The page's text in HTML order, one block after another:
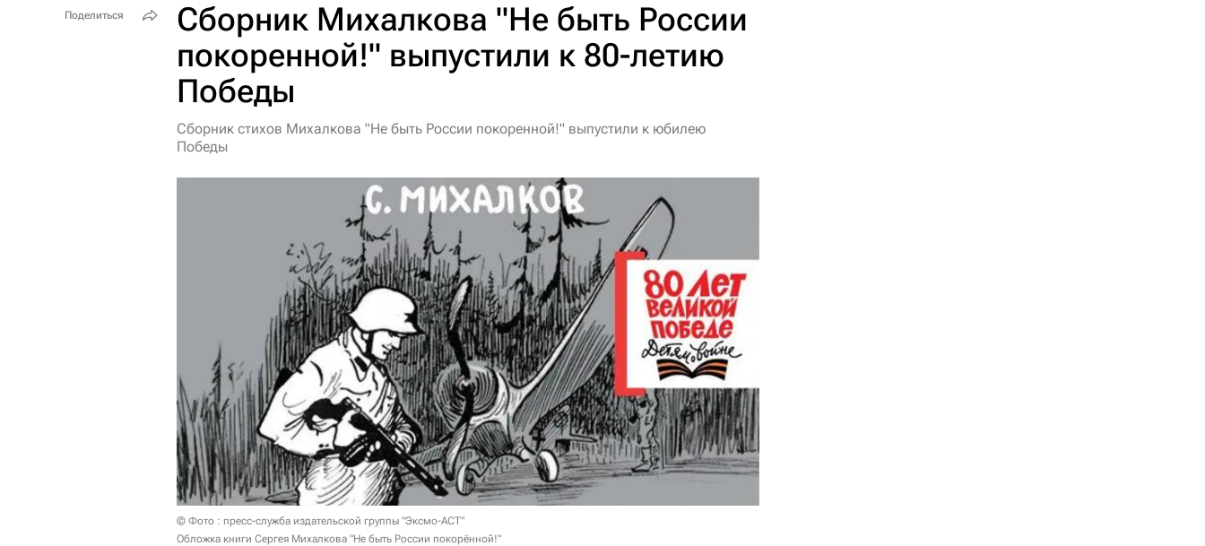
Сборник Михалкова "Не быть России
покоренной!" выпустили к 80-летию
Победы
Сборник стихов Михалкова "Не быть России покоренной!" выпустили к юбилею
Победы
© Фото : пресс-служба издательской группы "Эксмо-АСТ"
Обложка книги Сергея Михалкова "Не быть России покорённой!"
Поделиться